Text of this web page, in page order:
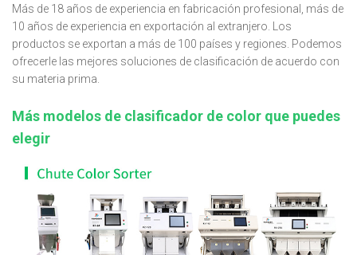
Más de 18 años de experiencia en fabricación profesional, más de
10 años de experiencia en exportación al extranjero. Los
productos se exportan a más de 100 países y regiones. Podemos
ofrecerle las mejores soluciones de clasificación de acuerdo con
su materia prima.
Más modelos de clasificador de color que puedes
elegir